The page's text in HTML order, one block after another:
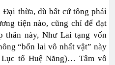
Đại thừa, dù bất cứ tông phái
tiện nào, cũng chỉ để đạt
thân này, Như Lai tạng vốn
“bổn lai vô nhất vật” này
tổ Huệ Năng)… Tâm vô